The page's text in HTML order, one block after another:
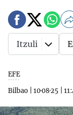
EFE
Bilbao
10·08·25
Itzuli